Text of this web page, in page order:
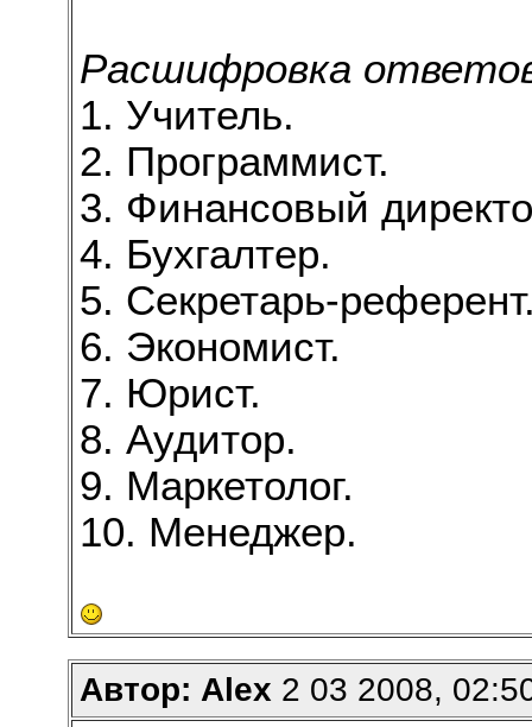
Расшифровка
1. Учитель.
2. Программист.
3. Финансовый
4. Бухгалтер.
5. Секретарь-
6. Экономист.
7. Юрист.
8. Аудитор.
9. Маркетолог.
10. Менеджер.
Автор: Alex 2 03 2008,